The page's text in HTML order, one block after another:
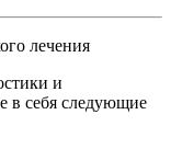
лечения
и
в себя следующие